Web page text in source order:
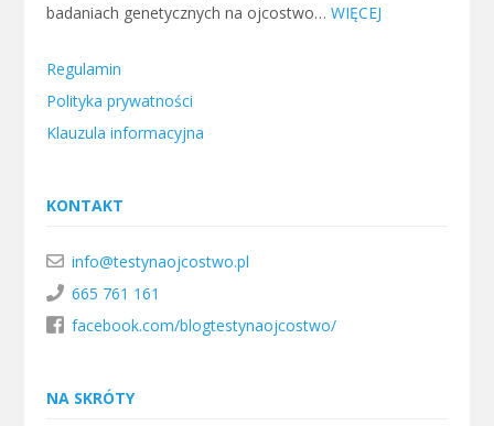
badaniach genetycznych na ojcostwo…WIĘCEJ
Regulamin
Polityka prywatności
Klauzula informacyjna
KONTAKT
info@testynaojcostwo.pl
665 761 161
facebook.com/blogtestynaojcostwo/
NA SKRÓTY